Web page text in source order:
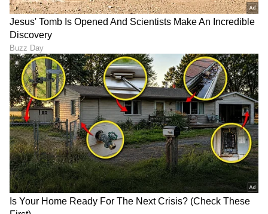
ಟ್ರಂಪ್ ಐತಿಹಾಸಿಕ ಒಪ್ಪಂದ | India US
Trade Deal | Party Rounds